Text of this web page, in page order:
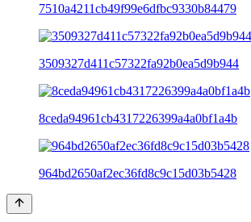
7510a4211cb49f99e6dfbc9330b84479
3509327d411c57322fa92b0ea5d9b944
8ceda94961cb4317226399a4a0bf1a4b
964bd2650af2ec36fd8c9c15d03b5428